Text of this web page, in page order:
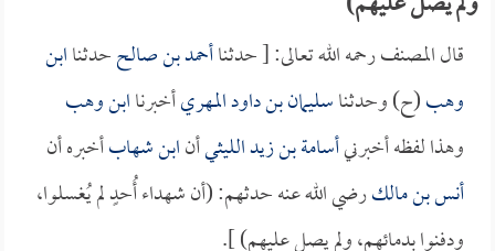
قال المصنف رحمه الله تعالى: [ حدثناأحمد بن صالححدثناابن
وهب(ح) وحدثناسليمان بن داود المهريأخبرناابن وهب
وهذا لفظه أخبرنيأسامة بن زيد الليثيأنابن شهابأخبره أن
أنس بن مالكرضي الله عنه حدثهم: (أن شهداء أُحدٍ لم يُغسلوا،
ودفنوا بدمائهم، ولم يصل عليهم) ].